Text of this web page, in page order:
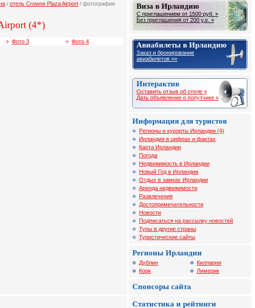
/ отель Crowne Plaza Airport / фотографии
(4*)
Фото 3 Фото 4
Виза в Ирландию
С приглашением от 1500 руб. »
Без приглашения от 200 у.е. »
Авиабилеты в Ирландию
Заказ и бронирование
авиабилетов »»
Интерактив
Оставить отзыв об отеле »
Дать объявление о попутчике »
Информация для туристов
Регионы и курорты Ирландии (4)
Ирландия в цифрах и фактах
Карта Ирландии
Погода
Недвижимость в Ирландии
Новый Год в Ирландии
Отдых в замках Ирландии
Аренда недвижимости
Развлечения
Достопримечательности
Новости
Подписаться на рассылку новостей
Туры в другие страны
Туристические сайты
Регионы Ирландии
Дублин
Корк
Килларни
Лимерик
Спонсоры сайта
Статистика и рейтинги